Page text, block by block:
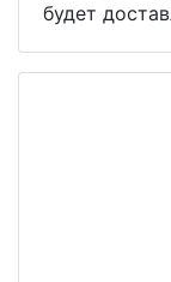
будет